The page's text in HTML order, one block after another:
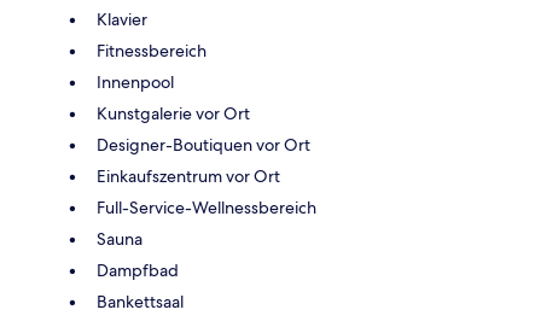
Klavier
Fitnessbereich
Innenpool
Kunstgalerie vor Ort
Designer-Boutiquen vor Ort
Einkaufszentrum vor Ort
Full-Service-Wellnessbereich
Sauna
Dampfbad
Bankettsaal